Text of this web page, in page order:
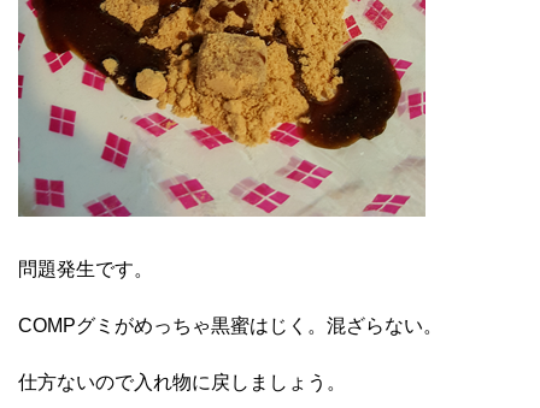
問題発生です。
COMPグミがめっちゃ黒蜜はじく。混ざらない。
仕方ないので入れ物に戻しましょう。